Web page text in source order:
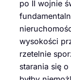
po II wojnie
wysokości
rzetelnie
starania się